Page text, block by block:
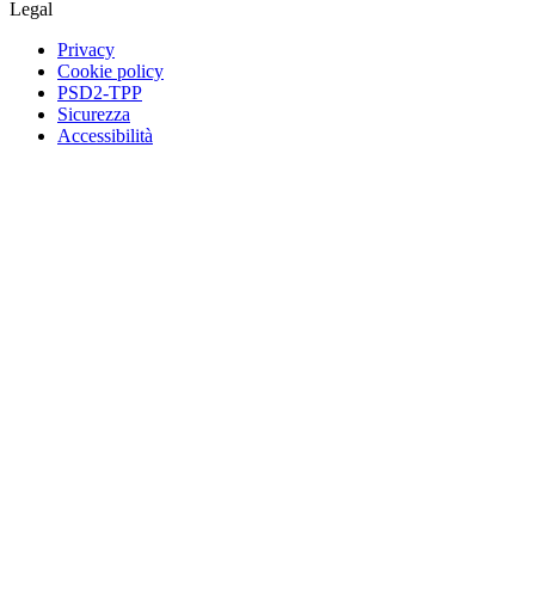
Legal
Privacy
Cookie policy
PSD2-TPP
Sicurezza
Accessibilità